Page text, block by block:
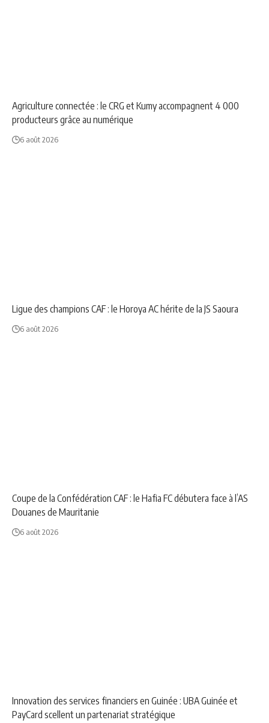
Agriculture connectée : le CRG et Kumy accompagnent 4 000
producteurs grâce au numérique
6 août 2026
Ligue des champions CAF : le Horoya AC hérite de la JS Saoura
6 août 2026
Coupe de la Confédération CAF : le Hafia FC débutera face à l’AS
Douanes de Mauritanie
6 août 2026
Innovation des services financiers en Guinée : UBA Guinée et
PayCard scellent un partenariat stratégique